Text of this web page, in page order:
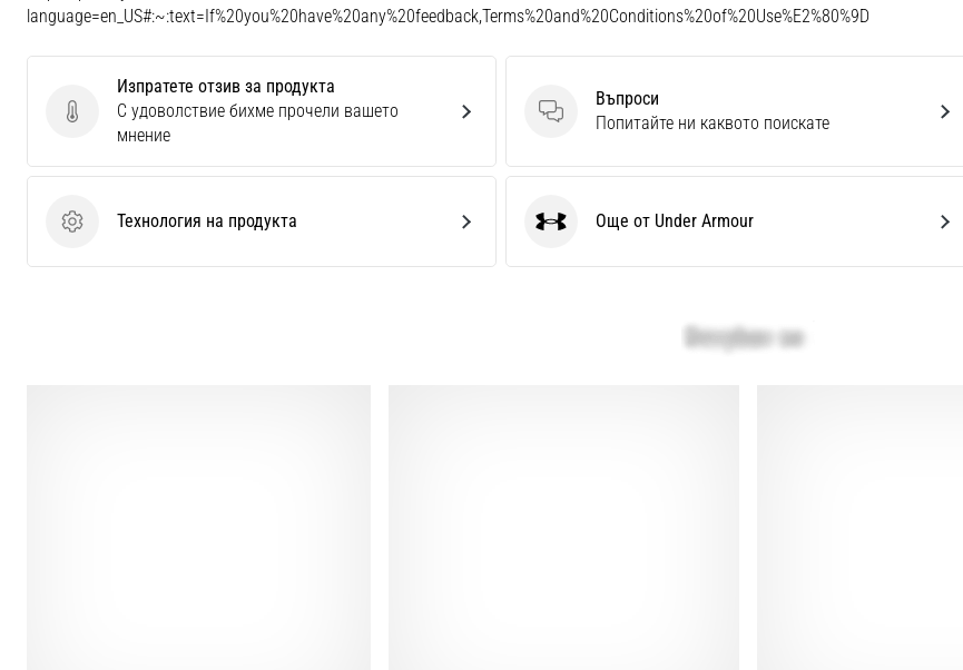
language=en_US#:~:text=If%20you%20have%20any%20feedback,Terms%20and%20Conditions%20of%20Use%E2%80%9D
Изпратете отзив за продукта
Изпратете отзив за продукта
С удоволствие бихме прочели вашето
мнение
Въпроси
Въпроси
Попитайте ни каквото поискате
Технология на продукта
Технология на продукта Under ArmourОще от Under Armour